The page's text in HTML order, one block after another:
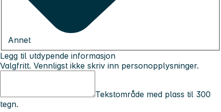
Annet
Legg til utdypende informasjon
Valgfritt. Vennligst ikke skriv inn personopplysninger.
Tekstområde med plass til 300
tegn.